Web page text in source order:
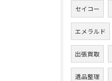
セイコー
エメラルド
出張買取
遺品整理